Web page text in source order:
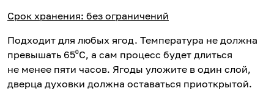
Срок хранения: без ограничений
Подходит для любых ягод. Температура не должна
превышать 65⁰С, а сам процесс будет длиться
не менее пяти часов. Ягоды уложите в один слой,
дверца духовки должна оставаться приоткрытой.